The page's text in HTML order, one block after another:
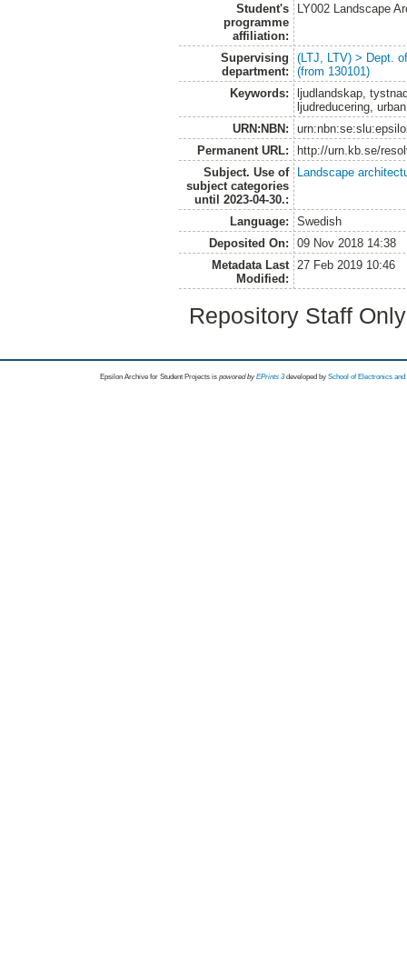
Student's
programme
affiliation:
LY002 Landscape
Supervising
department:
(LTJ, LTV) > Dept.
(from 130101)
Keywords:
ljudlandskap,
ljudreducering,
URN:NBN:
Permanent URL:
http://urn.kb.se/
Subject. Use of
subject categories
until 2023-04-30.:
Landscape
Language:
Swedish
Deposited On:
09 Nov 2018 14:38
Metadata Last
Modified:
27 Feb 2019 10:46
Repository Staff
Epsilon Archive for Student Projects is powored byEPrints 3 developed by School of Electronics